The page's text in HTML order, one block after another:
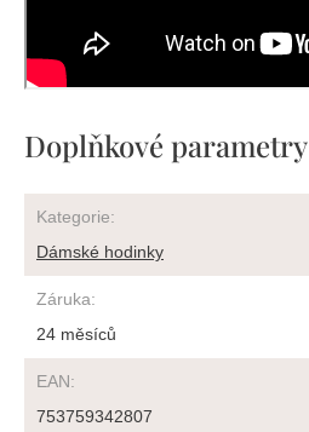
Doplňkové parametry
Kategorie:
Dámské hodinky
Záruka:
24 měsíců
EAN:
753759342807